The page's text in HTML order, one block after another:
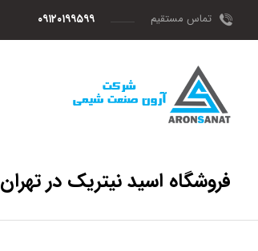
تماس مستقیم ۰۹۱۲۰۱۹۹۵۹۹
فروشگاه اسید نیتریک در تهران